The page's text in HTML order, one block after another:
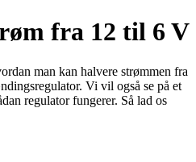
fra 12 til 6 V
man kan halvere strømmen fra
Vi vil også se på et
regulator fungerer. Så lad os